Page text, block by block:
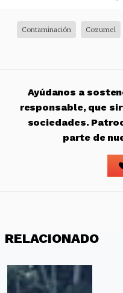
Contaminación Cozumel
Ayúdanos a
responsable, que
sociedades.
parte de
RELACIONADO